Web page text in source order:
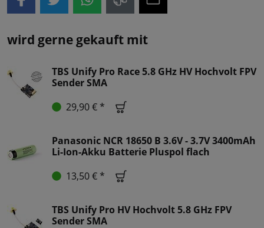
wird gerne gekauft mit
TBS Unify Pro Race 5.8 GHz HV Hochvolt FPV
Sender SMA
29,90 € *
Panasonic NCR 18650 B 3.6V - 3.7V 3400mAh
Li-Ion-Akku Batterie Pluspol flach
13,50 € *
TBS Unify Pro HV Hochvolt 5.8 GHz FPV
Sender SMA